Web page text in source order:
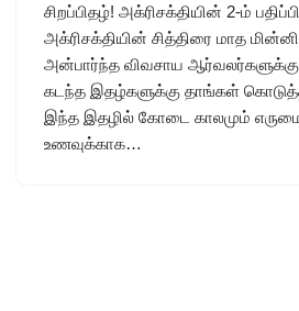
சிறப்பிதழ்! அக்ரிசக்தியின் 2-ம்
அக்ரிசக்தியின் சித்திரை மாத
அன்பார்ந்த விவசாய
கடந்த இதழ்களுக்கு தாங்கள்
இந்த இதழில் கோடை காலமும்
உணவுக்காக…